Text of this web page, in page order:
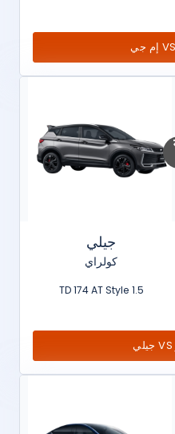
جيلي
كولراي
1.5 TD 174 AT Style